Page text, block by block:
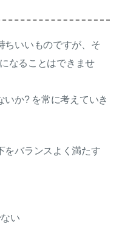
ちいいものですが、そ
なることはできませ
いか? を常に考えていき
をバランスよく満たす
い